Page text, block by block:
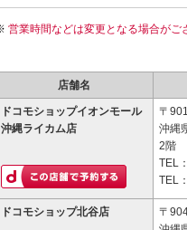
営業時間などは変更となる場合がご
店舗名
ドコモショップイオンモール
沖縄ライカム店
〒
沖縄
2階
TEL：
TEL：
ドコモショップ北谷店
〒